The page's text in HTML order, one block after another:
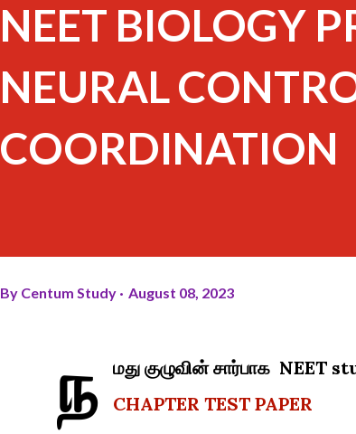
NEET BIOLOGY
NEURAL
COORDINATION
By Centum Study August 08, 2023
ந
மது குழுவின் சார்பாக NEET
CHAPTER TEST PAPER